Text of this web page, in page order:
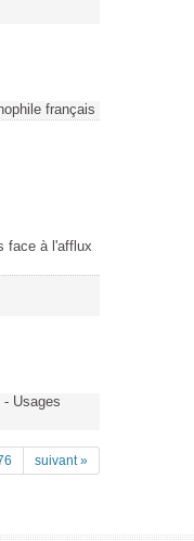
français
face à l'afflux
Usages
suivant »